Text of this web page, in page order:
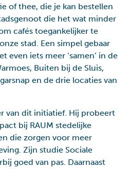
of thee, die je kan bestellen
die het wat minder
cafés toegankelijker te
stad. Een simpel gebaar
even iets meer ‘samen’ in de
Buiten bij de Sluis,
en de drie locaties van
van dit initiatief. Hij probeert
bij RAUM stedelijke
die zorgen voor meer
Zijn studie Sociale
goed van pas. Daarnaast